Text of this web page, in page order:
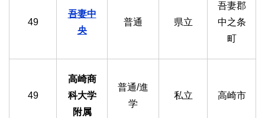
49
吾妻中
央
普通 県立
吾妻郡
中之条
町
49
高崎商
科大学
附属
普通/進
学
私立 高崎市